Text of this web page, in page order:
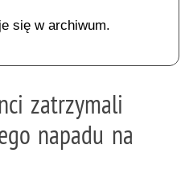
się w archiwum.
zatrzymali
napadu na